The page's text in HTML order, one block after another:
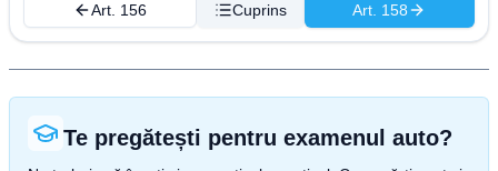
Art. 156 Cuprins Art. 158
Te pregătești pentru examenul auto?